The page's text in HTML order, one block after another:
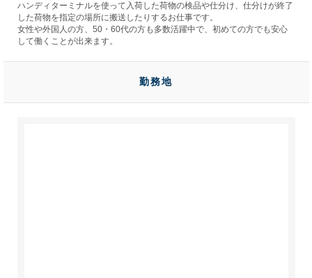
ハンディターミナルを使って入荷した荷物の検品や仕分け、仕分けが終了
した荷物を指定の場所に搬送したりするお仕事です。
女性や外国人の方、50・60代の方も多数活躍中で、 初めての方でも安心
して働くことが出来ます。
勤務地